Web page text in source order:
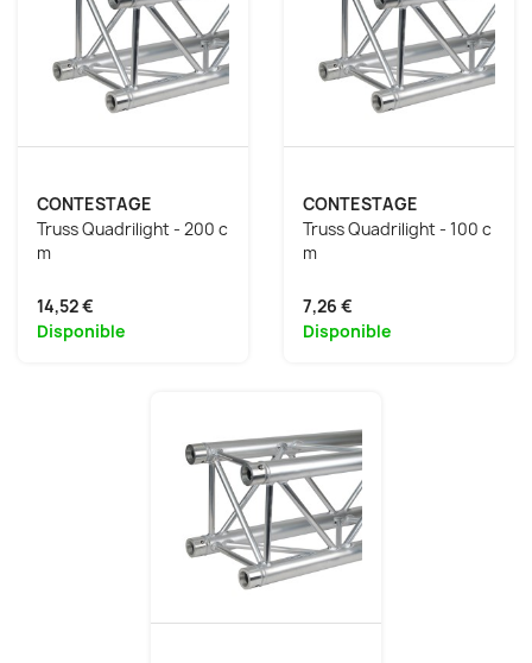
CONTESTAGE
Truss Quadrilight - 200 c
m
14,52 €
Disponible
CONTESTAGE
Truss Quadrilight - 100 c
m
7,26 €
Disponible